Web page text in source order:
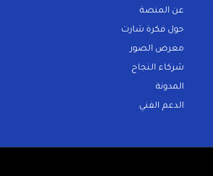
عن المنصة
حول فكرة شارت
معرض الصور
شركاء النجاح
المدونة
الدعم الفني